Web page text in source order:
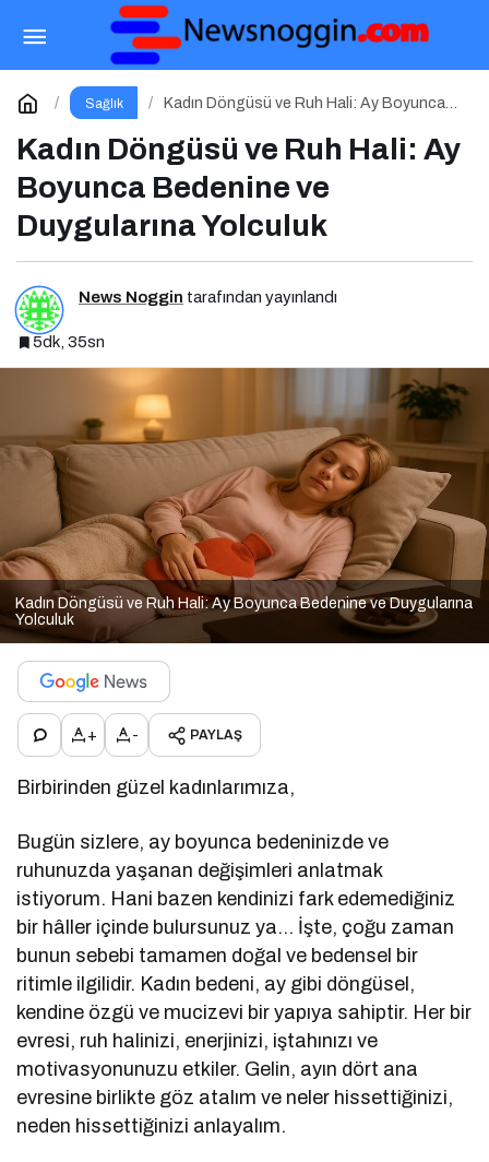
Sağlık
Kadın Döngüsü ve Ruh Hali: Ay Boyunca
Kadın Döngüsü ve Ruh Hali: Ay
Boyunca Bedenine ve
Duygularına Yolculuk
News Noggin tarafından yayınlandı
5dk, 35sn
Kadın Döngüsü ve Ruh Hali: Ay Boyunca Bedenine ve Duygularına
Yolculuk
+ - PAYLAŞ
Birbirinden güzel kadınlarımıza,
Bugün sizlere, ay boyunca bedeninizde ve
ruhunuzda yaşanan değişimleri anlatmak
istiyorum. Hani bazen kendinizi fark edemediğiniz
bir hâller içinde bulursunuz ya… İşte, çoğu zaman
bunun sebebi tamamen doğal ve bedensel bir
ritimle ilgilidir. Kadın bedeni, ay gibi döngüsel,
kendine özgü ve mucizevi bir yapıya sahiptir. Her bir
evresi, ruh halinizi, enerjinizi, iştahınızı ve
motivasyonunuzu etkiler. Gelin, ayın dört ana
evresine birlikte göz atalım ve neler hissettiğinizi,
neden hissettiğinizi anlayalım.
Yeme Bozukluğunu Fark Etmek: Tetikleyici
Anlarla Yüzleşmek
Yorum Yap